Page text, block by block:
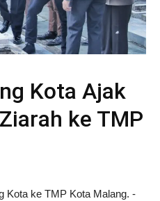
Kota Ajak
ke TMP
Kota ke TMP Kota Malang. -